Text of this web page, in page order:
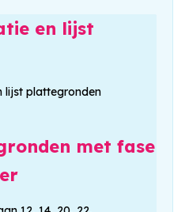
december 2023
Oktober 2023
lijst plattegronden